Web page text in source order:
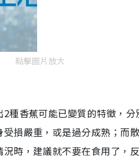
點擊圖片放大
種香蕉可能已變質的特徵，分
損嚴重，或是過分成熟；而
時，建議就不要在食用了，